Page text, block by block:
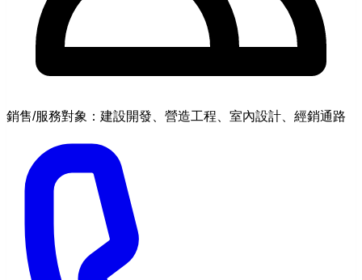
銷售/服務對象：建設開發、營造工程、室內設計、經銷通路